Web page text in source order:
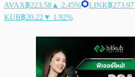
AVAX฿223.58 ▲ 2.45% LINK฿273.97
KUB฿20.22 ▼ 1.92%